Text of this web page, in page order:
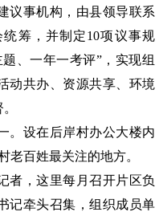
议事机构，由县领导联系
筹，并制定10项议事规
、一年一考评”，实现组
动共办、资源共享、环境
设在后岸村办公大楼内
老百姓最关注的地方。
，这里每月召开片区负
记牵头召集，组织成员单